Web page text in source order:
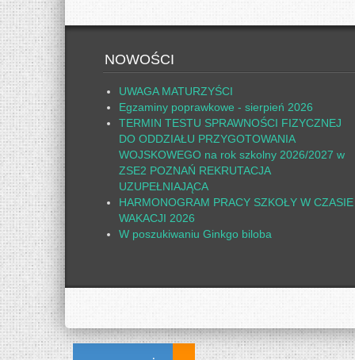
NOWOŚCI
UWAGA MATURZYŚCI
Egzaminy poprawkowe - sierpień 2026
TERMIN TESTU SPRAWNOŚCI FIZYCZNEJ
DO ODDZIAŁU PRZYGOTOWANIA
WOJSKOWEGO na rok szkolny 2026/2027 w
ZSE2 POZNAŃ REKRUTACJA
UZUPEŁNIAJĄCA
HARMONOGRAM PRACY SZKOŁY W CZASIE
WAKACJI 2026
W poszukiwaniu Ginkgo biloba